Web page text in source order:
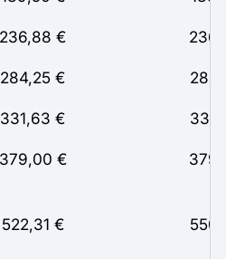
236,88 €
284,25 €
331,63 €
379,00 €
522,31 €